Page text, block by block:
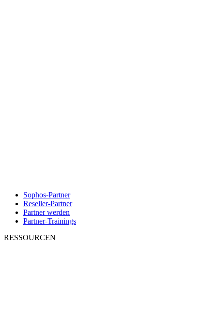
Sophos-Partner
Reseller-Partner
Partner werden
Partner-Trainings
RESSOURCEN